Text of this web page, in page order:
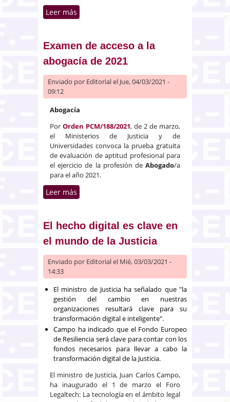
Leer más
Examen de acceso a la
abogacía de 2021
Enviado por Editorialel Jue, 04/03/2021 -
09:12
Abogacía
Por Orden PCM/188/2021, de 2 de marzo,
el Ministerios de Justicia y de
Universidades convoca la prueba gratuita
de evaluación de aptitud profesional para
el ejercicio de la profesión de Abogado/a
para el año 2021.
Leer más
El hecho digital es clave en
el mundo de la Justicia
Enviado por Editorialel Mié, 03/03/2021 -
14:33
El ministro de Justicia ha señalado que "la
gestión del cambio en nuestras
organizaciones resultará clave para su
transformación digital e inteligente".
Campo ha indicado que el Fondo Europeo
de Resiliencia será clave para contar con los
fondos necesarios para llevar a cabo la
transformación digital de la Justicia.
El ministro de Justicia, Juan Carlos Campo,
ha inaugurado el 1 de marzo el Foro
Legaltech: La tecnología en el ámbito legal